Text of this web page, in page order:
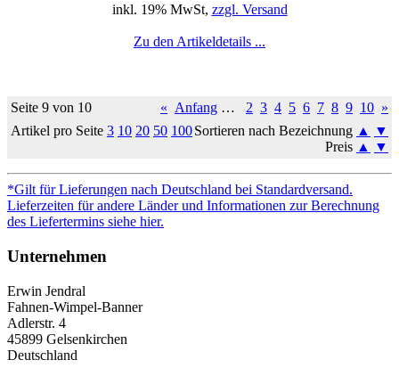
inkl. 19% MwSt, zzgl. Versand
Zu den Artikeldetails ...
Seite 9 von 10 « Anfang … 2 3 4 5 6 7 8 9 10 »
Artikel pro Seite 3 10 20 50 100Sortieren nach Bezeichnung ▲
▼
Preis ▲ ▼
*Gilt für Lieferungen nach Deutschland bei Standardversand.
Lieferzeiten für andere Länder und Informationen zur Berechnung
des Liefertermins siehe hier.
Unternehmen
Erwin Jendral
Fahnen-Wimpel-Banner
Adlerstr. 4
45899 Gelsenkirchen
Deutschland